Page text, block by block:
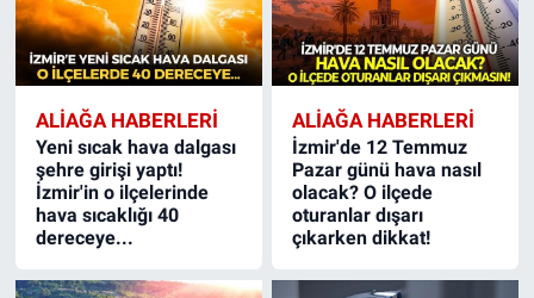
ALIAĞA HABERLERI
Yeni sıcak hava dalgası
şehre girişi yaptı!
İzmir'in o ilçelerinde
hava sıcaklığı 40
dereceye...
ALIAĞA HABERLERI
İzmir'de 12 Temmuz
Pazar günü hava nasıl
olacak? O ilçede
oturanlar dışarı
çıkarken dikkat!